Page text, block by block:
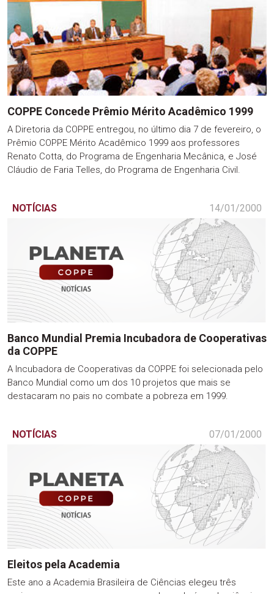
COPPE Concede Prêmio Mérito Acadêmico 1999
A Diretoria da COPPE entregou, no último dia 7 de fevereiro, o
Prêmio COPPE Mérito Acadêmico 1999 aos professores
Renato Cotta, do Programa de Engenharia Mecânica, e José
Cláudio de Faria Telles, do Programa de Engenharia Civil.
NOTÍCIAS 14/01/2000
Banco Mundial Premia Incubadora de Cooperativas
da COPPE
A Incubadora de Cooperativas da COPPE foi selecionada pelo
Banco Mundial como um dos 10 projetos que mais se
destacaram no pais no combate a pobreza em 1999.
NOTÍCIAS 07/01/2000
Eleitos pela Academia
Este ano a Academia Brasileira de Ciências elegeu três